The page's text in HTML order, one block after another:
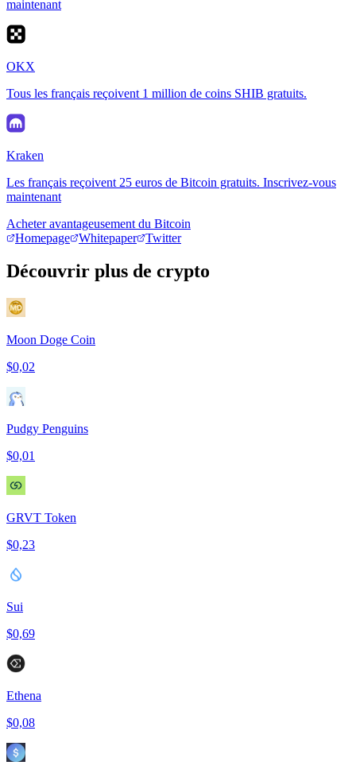
maintenant
OKX
Tous les français reçoivent 1 million de coins SHIB gratuits.
Kraken
Les français reçoivent 25 euros de Bitcoin gratuits. Inscrivez-vous
maintenant
Acheter avantageusement du Bitcoin
Homepage
Whitepaper Twitter
Découvrir plus de crypto
Moon Doge Coin
$0,02
Pudgy Penguins
$0,01
GRVT Token
$0,23
Sui
$0,69
Ethena
$0,08